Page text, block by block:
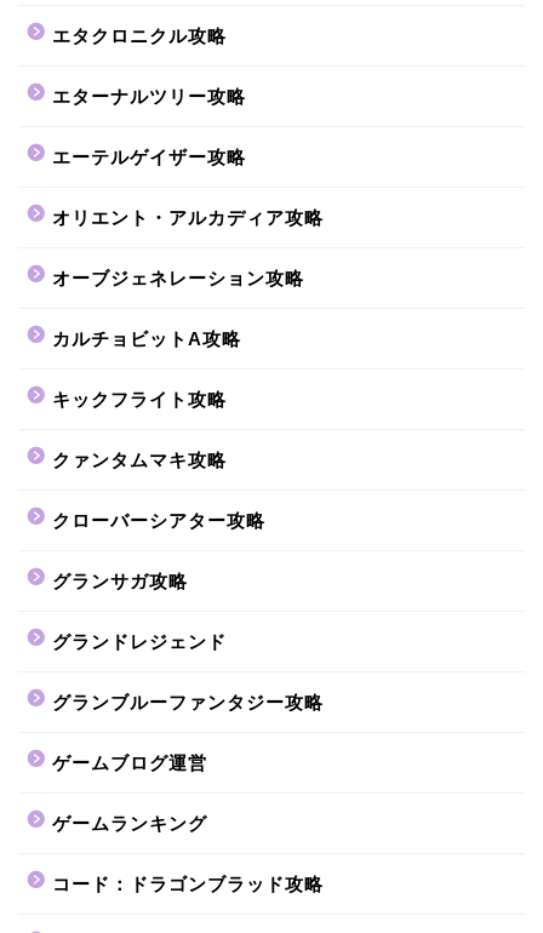
エタクロニクル攻略
エターナルツリー攻略
エーテルゲイザー攻略
オリエント・アルカディア攻略
オーブジェネレーション攻略
カルチョビットA攻略
キックフライト攻略
クァンタムマキ攻略
クローバーシアター攻略
グランサガ攻略
グランドレジェンド
グランブルーファンタジー攻略
ゲームブログ運営
ゲームランキング
コード：ドラゴンブラッド攻略